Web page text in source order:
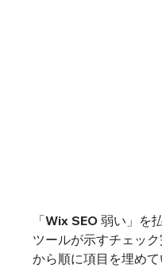
「Wix SEO 弱い」を
ツールが示すチェッ
から順に項目を埋めて